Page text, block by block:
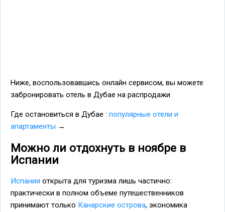
Ниже, воспользовавшись онлайн сервисом, вы можете
забронировать отель в Дубае на распродажи
Где остановиться в Дубае : популярные отели и
апартаменты →
Можно ли отдохнуть в ноябре в
Испании
Испания открыта для туризма лишь частично:
практически в полном объеме путешественников
принимают только Канарские острова, экономика